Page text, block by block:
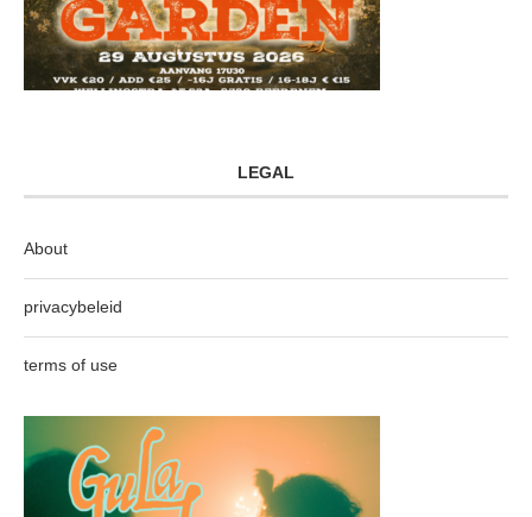
LEGAL
About
privacybeleid
terms of use